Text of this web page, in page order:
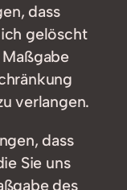
dass
gelöscht
verlangen.
dass
Sie uns
des